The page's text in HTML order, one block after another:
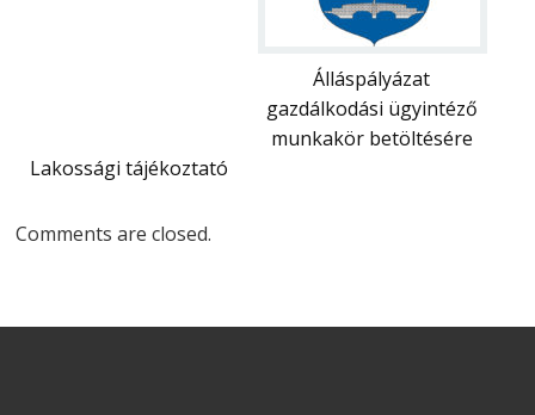
Álláspályázat
gazdálkodási ügyintéző
munkakör betöltésére
Lakossági tájékoztató
Comments are closed.